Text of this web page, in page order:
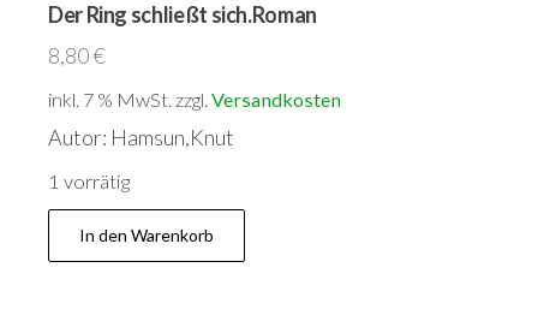
Der Ring schließt sich.Roman
8,80€
inkl. 7 % MwSt. zzgl. Versandkosten
Autor: Hamsun,Knut
1 vorrätig
Der
Ring
In den Warenkorb